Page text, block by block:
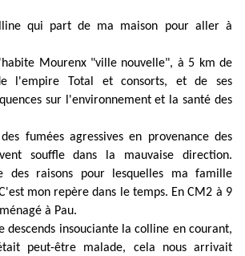
qui part de ma maison pour aller à
Mourenx "ville nouvelle", à 5 km de
l'empire Total et consorts, et de ses
sur l'environnement et la santé des
fumées agressives en provenance des
souffle dans la mauvaise direction.
des raisons pour lesquelles ma famille
mon repère dans le temps. En CM2 à 9
à Pau.
descends insouciante la colline en courant,
peut-être malade, cela nous arrivait